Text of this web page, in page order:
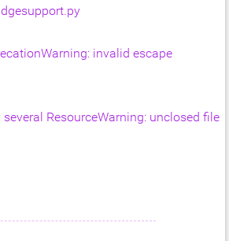
invalid escape
several ResourceWarning: unclosed file